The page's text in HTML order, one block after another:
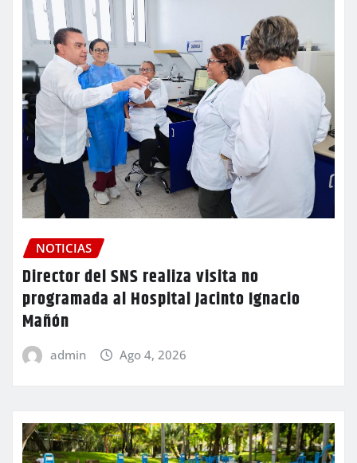
NOTICIAS
Director del SNS realiza visita no
programada al Hospital Jacinto Ignacio
Mañón
admin Ago 4, 2026